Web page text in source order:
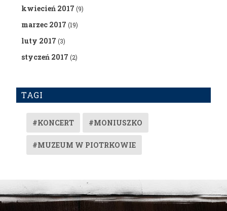
kwiecień 2017 (9)
marzec 2017 (19)
luty 2017 (3)
styczeń 2017 (2)
TAGI
#KONCERT #MONIUSZKO
#MUZEUM W PIOTRKOWIE